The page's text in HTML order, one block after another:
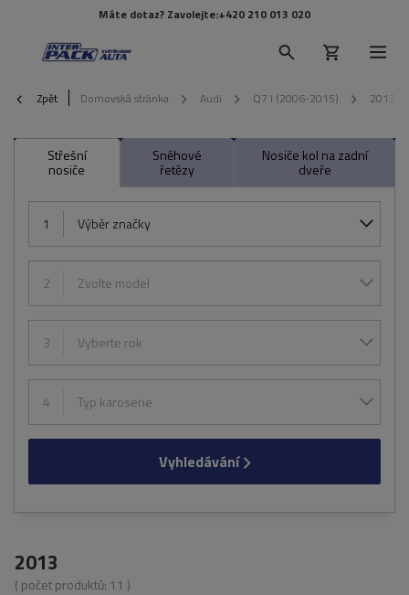
Máte dotaz? Zavolejte:+420 210 013 020
Zpět Domovská stránka Audi Q7 I (2006-2015) 2013
Střešní
nosiče
Sněhové
řetězy
Nosiče kol na zadní
dveře
1 Výběr značky
2 Zvolte model
3 Vyberte rok
4 Typ karoserie
Vyhledávání
2013
( počet produktů: 11 )